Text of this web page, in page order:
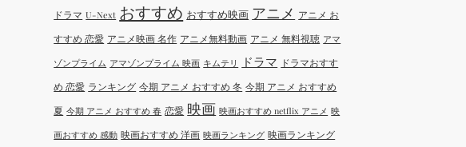
ドラマ U-Next おすすめ おすすめ映画 アニメ アニメ お
すすめ 恋愛 アニメ映画 名作 アニメ無料動画 アニメ 無料視聴 アマ
ゾンプライム アマゾンプライム 映画 キムテリ ドラマ ドラマおすす
め 恋愛 ランキング 今期 アニメ おすすめ 冬 今期 アニメ おすすめ
夏 今期 アニメ おすすめ 春 恋愛 映画 映画おすすめ netflix アニメ 映
画おすすめ 感動 映画おすすめ 洋画 映画ランキング 映画ランキング